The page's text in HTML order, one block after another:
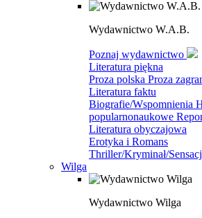
Wydawnictwo W.A.B.
Poznaj wydawnictwo
Literatura piękna
Proza polska Proza
Literatura faktu
Biografie/Wspomnienia
popularnonaukowe
Literatura obyczajowa
Erotyka i Romans
Thriller/Kryminał/
Wilga
Wydawnictwo Wilga